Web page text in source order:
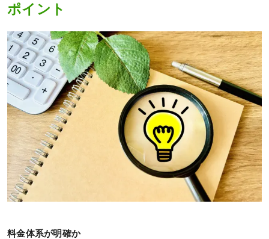
ポイント
料金体系が明確か